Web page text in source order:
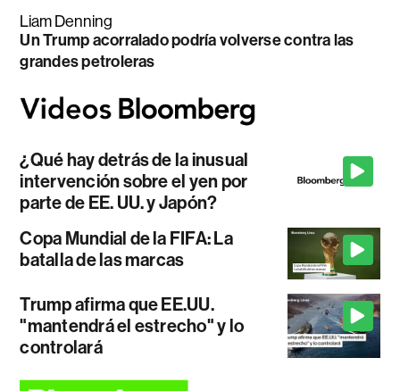
Liam Denning
Un Trump acorralado podría volverse contra las
grandes petroleras
¿Qué hay detrás de la inusual
intervención sobre el yen por
parte de EE. UU. y Japón?
Copa Mundial de la FIFA: La
batalla de las marcas
Trump afirma que EE.UU.
"mantendrá el estrecho" y lo
controlará